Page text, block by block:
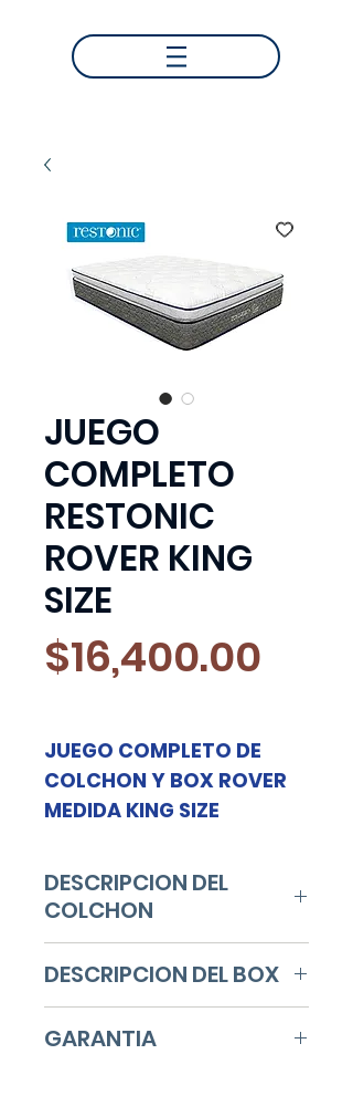
JUEGO
COMPLETO
RESTONIC
ROVER KING
SIZE
$16,400.00
JUEGO COMPLETO DE
COLCHON Y BOX ROVER
MEDIDA KING SIZE
DESCRIPCION DEL
COLCHON
MEDIO
tela Stretch. Cajón tela
DESCRIPCION DEL BOX
CON UNA MALLA DE
GARANTIA